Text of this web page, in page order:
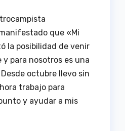
que «Mi
la posibilidad de venir
y para nosotros es una
octubre llevo sin
trabajo para
y ayudar a mis